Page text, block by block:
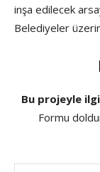
inşa edilecek
Belediyeler
Bu projeyle
Formu